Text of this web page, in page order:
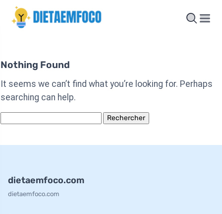
Nothing Found
It seems we can’t find what you’re looking for. Perhaps
searching can help.
dietaemfoco.com
dietaemfoco.com